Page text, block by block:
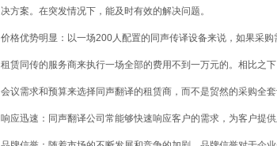
决方案。在突发情况下，能及时有效的解决问题。
价格优势明显：以一场200人配置的同声传译设备来说，如果采
租赁同传的服务商来执行一场全部的费用不到一万元的。相比之
会议需求和预算来选择同声翻译的租赁商，而不是贸然的采购全套
响应迅速：同声翻译公司常能够快速响应客户的需求，为客户提